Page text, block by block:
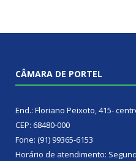
CÂMARA DE PORTEL
End.: Floriano Peixoto, 415-
CEP: 68480-000
Fone: (91) 99365-6153
Horário de atendimento: